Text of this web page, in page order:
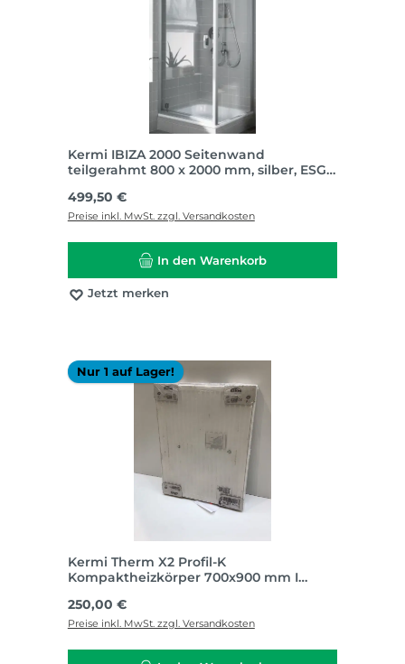
Kermi IBIZA 2000 Seitenwand
teilgerahmt 800 x 2000 mm, silber, ESG
Regulärer Preis:
499,50 €
Preise inkl. MwSt. zzgl. Versandkosten
In den Warenkorb
Jetzt merken
Nur 1 auf Lager!
Kermi Therm X2 Profil-K
Kompaktheizkörper 700x900 mm I
Regulärer Preis:
250,00 €
Preise inkl. MwSt. zzgl. Versandkosten